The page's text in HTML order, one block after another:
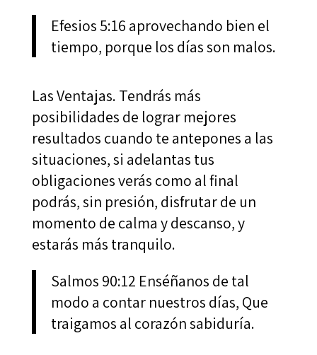
Efesios 5:16 aprovechando bien el
tiempo, porque los días son malos.
Las Ventajas. Tendrás más
posibilidades de lograr mejores
resultados cuando te antepones a las
situaciones, si adelantas tus
obligaciones verás como al final
podrás, sin presión, disfrutar de un
momento de calma y descanso, y
estarás más tranquilo.
Salmos 90:12 Enséñanos de tal
modo a contar nuestros días, Que
traigamos al corazón sabiduría.